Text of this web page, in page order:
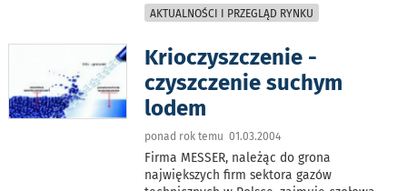
AKTUALNOŚCI I PRZEGLĄD RYNKU
Krioczyszczenie -
czyszczenie suchym
lodem
ponad rok temu 01.03.2004
Firma MESSER, należąc do grona
największych firm sektora gazów